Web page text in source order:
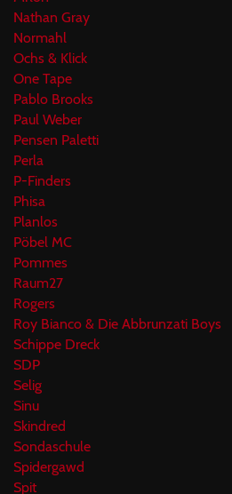
Nathan Gray
Normahl
Ochs & Klick
One Tape
Pablo Brooks
Paul Weber
Pensen Paletti
Perla
P-Finders
Phisa
Planlos
Pöbel MC
Pommes
Raum27
Rogers
Roy Bianco & Die Abbrunzati Boys
Schippe Dreck
SDP
Selig
Sinu
Skindred
Sondaschule
Spidergawd
Spit